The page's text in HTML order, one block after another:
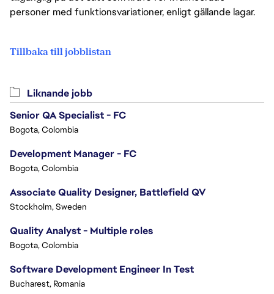
personer med funktionsvariationer, enligt gällande lagar.
Tillbaka till jobblistan
Liknande jobb
Senior QA Specialist - FC
Bogota, Colombia
Development Manager - FC
Bogota, Colombia
Associate Quality Designer, Battlefield QV
Stockholm, Sweden
Quality Analyst - Multiple roles
Bogota, Colombia
Software Development Engineer In Test
Bucharest, Romania